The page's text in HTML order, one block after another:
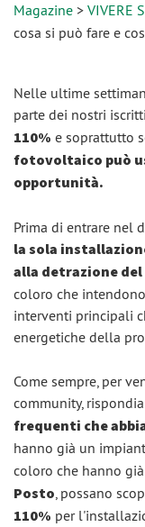
Magazine > VIVERE
cosa si può fare e
Nelle ultime
parte dei nostri
110% e soprattutto
fotovoltaico può
opportunità.
Prima di entrare nel
la sola
alla detrazione del
coloro che
interventi principali
energetiche della
Come sempre, per
community,
frequenti che
hanno già un
coloro che hanno
Posto, possano
110% per